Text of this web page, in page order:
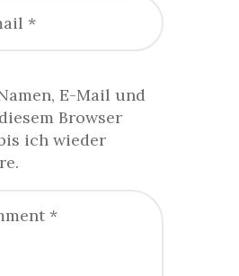
E-Mail und
Browser
ich wieder